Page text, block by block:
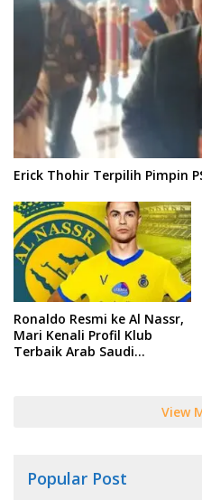
Erick Thohir Terpilih Pimpin
Ronaldo Resmi ke Al Nassr,
Mari Kenali Profil Klub
Terbaik Arab Saudi
View
Popular Post